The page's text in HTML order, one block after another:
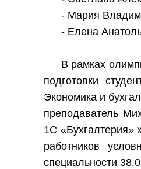
- Мария
- Елена
В рамках
подготовки
Экономика и
преподаватель
1С «Бухгалтерия»
работников
специальности